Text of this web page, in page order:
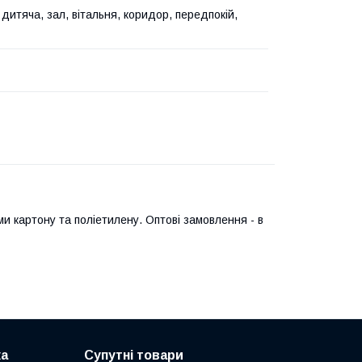
зал, вітальня, коридор, передпокій,
картону та поліетилену. Оптові замовлення - в
Супутні товари